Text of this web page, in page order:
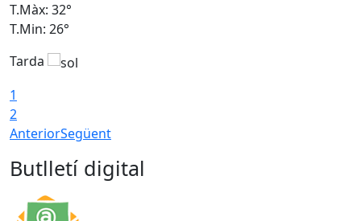
T.Màx: 32°
T.Min: 26°
Tarda
1
2
AnteriorSegüent
Butlletí digital